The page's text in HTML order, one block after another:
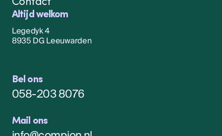
Altijd welkom
Legedyk 4
8935 DG Leeuwarden
Bel ons
058-203 8076
Mail ons